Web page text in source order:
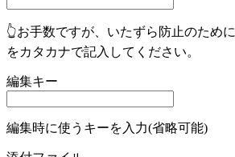
👆お手数ですが、いたずら防止のため
をカタカナで記入してください。
編集キー
編集時に使うキーを入力(省略可能)